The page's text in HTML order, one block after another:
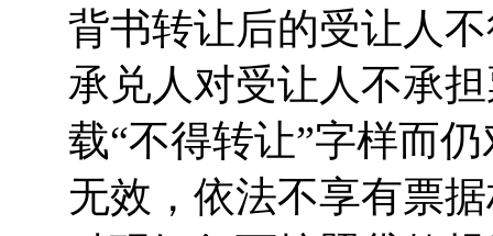
背书转让后的受让人
承兑人对受让人不承
载“不得转让”字样而
无效，依法不享有票